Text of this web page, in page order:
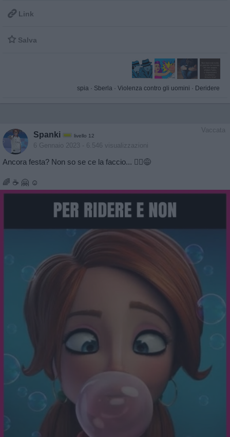
 Link
 Salva
spia · Sberla · Violenza contro gli uomini · Deridere
Vaccata
Spanki livello 12
6 Gennaio 2023 - 6.546 visualizzazioni
Ancora festa? Non so se ce la faccio... 🙆‍♀️😅
🌈 ☕ 🤗 ☺️